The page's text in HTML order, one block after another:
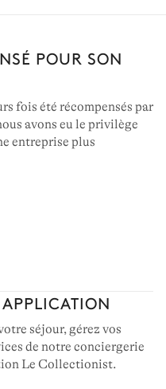
POUR SON
fois été récompensés par
avons eu le privilège
entreprise plus
séjour, gérez vos
de notre conciergerie
Le Collectionist.